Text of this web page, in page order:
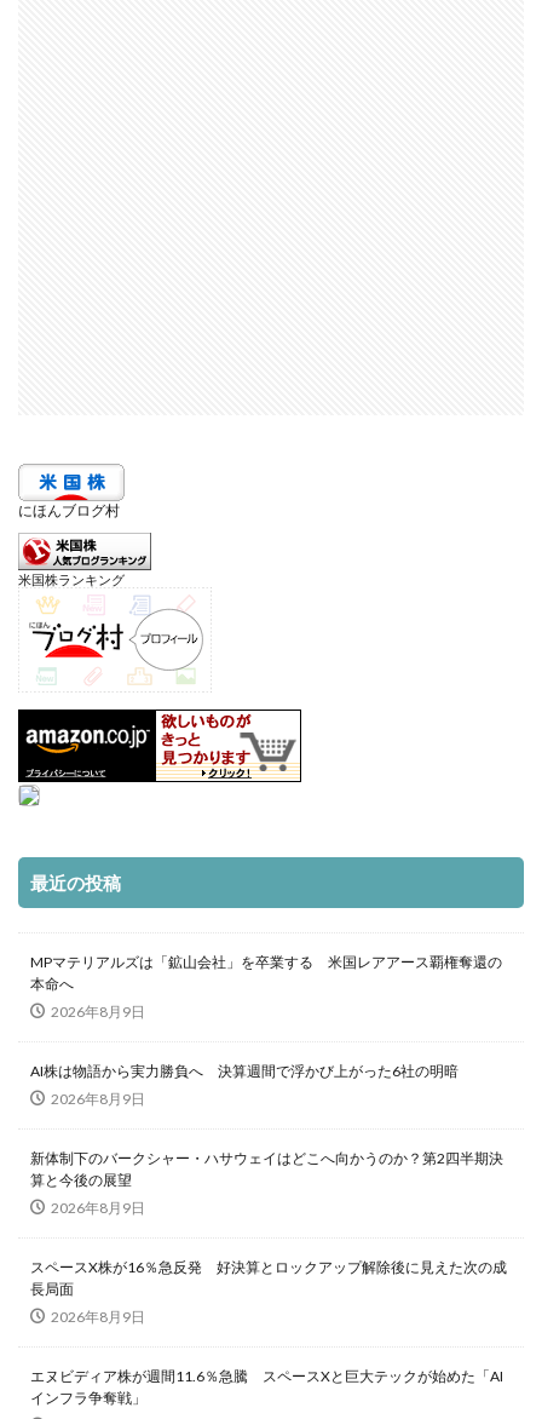
にほんブログ村
米国株ランキング
最近の投稿
MPマテリアルズは「鉱山会社」を卒業する 米国レアアース覇権奪還の
本命へ
2026年8月9日
AI株は物語から実力勝負へ 決算週間で浮かび上がった6社の明暗
2026年8月9日
新体制下のバークシャー・ハサウェイはどこへ向かうのか？第2四半期決
算と今後の展望
2026年8月9日
スペースX株が16％急反発 好決算とロックアップ解除後に見えた次の成
長局面
2026年8月9日
エヌビディア株が週間11.6％急騰 スペースXと巨大テックが始めた「AI
インフラ争奪戦」